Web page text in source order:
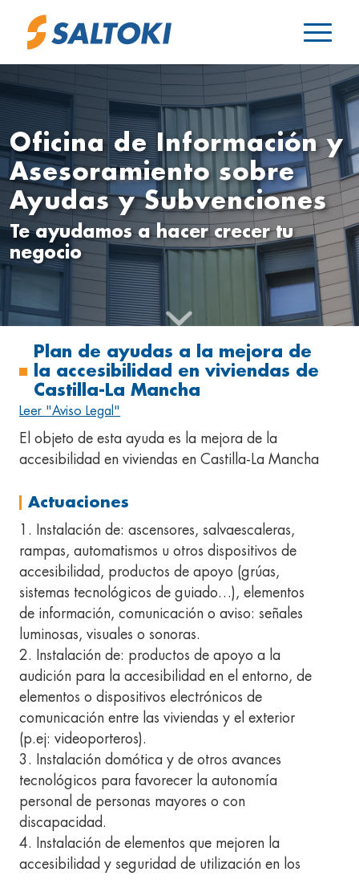
Oficina de Información y
Asesoramiento sobre
Ayudas y Subvenciones
Te ayudamos a hacer crecer tu
negocio
Plan de ayudas a la mejora de
la accesibilidad en viviendas de
Castilla-La Mancha
Leer "Aviso Legal"
El objeto de esta ayuda es la mejora de la
accesibilidad en viviendas en Castilla-La Mancha
Actuaciones
1. Instalación de: ascensores, salvaescaleras,
rampas, automatismos u otros dispositivos de
accesibilidad, productos de apoyo (grúas,
sistemas tecnológicos de guiado…), elementos
de información, comunicación o aviso: señales
luminosas, visuales o sonoras.
2. Instalación de: productos de apoyo a la
audición para la accesibilidad en el entorno, de
elementos o dispositivos electrónicos de
comunicación entre las viviendas y el exterior
(p.ej: videoporteros).
3. Instalación domótica y de otros avances
tecnológicos para favorecer la autonomía
personal de personas mayores o con
discapacidad.
4. Instalación de elementos que mejoren la
accesibilidad y seguridad de utilización en los